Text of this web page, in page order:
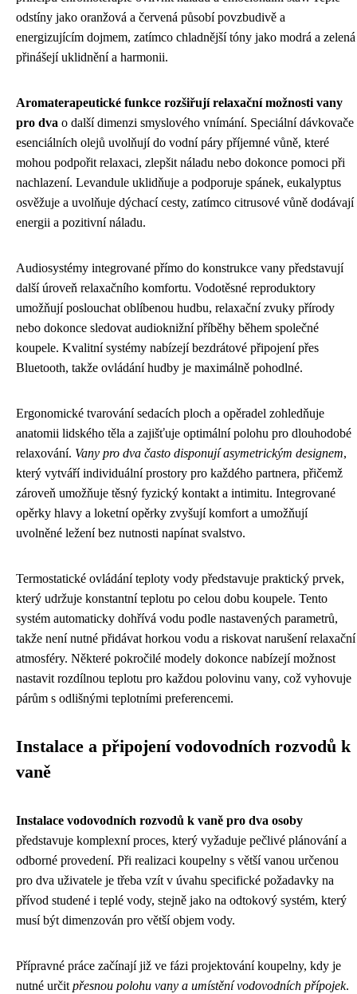
odstíny jako oranžová a červená působí povzbudivě a
energizujícím dojmem, zatímco chladnější tóny jako modrá a zelená
přinášejí uklidnění a harmonii.
Aromaterapeutické funkce rozšiřují relaxační možnosti vany
pro dva o další dimenzi smyslového vnímání. Speciální dávkovače
esenciálních olejů uvolňují do vodní páry příjemné vůně, které
mohou podpořit relaxaci, zlepšit náladu nebo dokonce pomoci při
nachlazení. Levandule uklidňuje a podporuje spánek, eukalyptus
osvěžuje a uvolňuje dýchací cesty, zatímco citrusové vůně dodávají
energii a pozitivní náladu.
Audiosystémy integrované přímo do konstrukce vany představují
další úroveň relaxačního komfortu. Vodotěsné reproduktory
umožňují poslouchat oblíbenou hudbu, relaxační zvuky přírody
nebo dokonce sledovat audioknižní příběhy během společné
koupele. Kvalitní systémy nabízejí bezdrátové připojení přes
Bluetooth, takže ovládání hudby je maximálně pohodlné.
Ergonomické tvarování sedacích ploch a opěradel zohledňuje
anatomii lidského těla a zajišťuje optimální polohu pro dlouhodobé
relaxování. Vany pro dva často disponují asymetrickým designem,
který vytváří individuální prostory pro každého partnera, přičemž
zároveň umožňuje těsný fyzický kontakt a intimitu. Integrované
opěrky hlavy a loketní opěrky zvyšují komfort a umožňují
uvolněné ležení bez nutnosti napínat svalstvo.
Termostatické ovládání teploty vody představuje praktický prvek,
který udržuje konstantní teplotu po celou dobu koupele. Tento
systém automaticky dohřívá vodu podle nastavených parametrů,
takže není nutné přidávat horkou vodu a riskovat narušení relaxační
atmosféry. Některé pokročilé modely dokonce nabízejí možnost
nastavit rozdílnou teplotu pro každou polovinu vany, což vyhovuje
párům s odlišnými teplotními preferencemi.
Instalace a připojení vodovodních rozvodů k
vaně
Instalace vodovodních rozvodů k vaně pro dva osoby
představuje komplexní proces, který vyžaduje pečlivé plánování a
odborné provedení. Při realizaci koupelny s větší vanou určenou
pro dva uživatele je třeba vzít v úvahu specifické požadavky na
přívod studené i teplé vody, stejně jako na odtokový systém, který
musí být dimenzován pro větší objem vody.
Přípravné práce začínají již ve fázi projektování koupelny, kdy je
nutné určit přesnou polohu vany a umístění vodovodních přípojek.